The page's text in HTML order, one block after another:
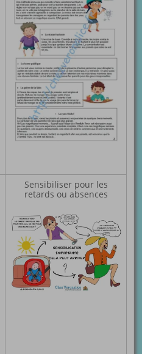
Sensibiliser pour les
retards ou absences